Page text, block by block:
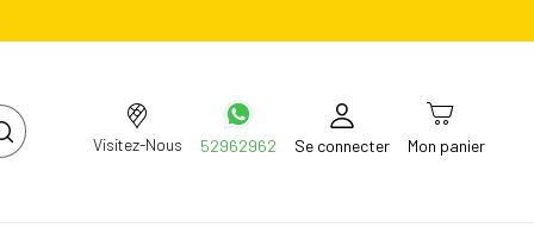
Visitez-Nous 52962962 Se connecter Mon panier